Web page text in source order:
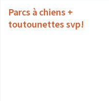
Parcs à chiens +
toutounettes svp!